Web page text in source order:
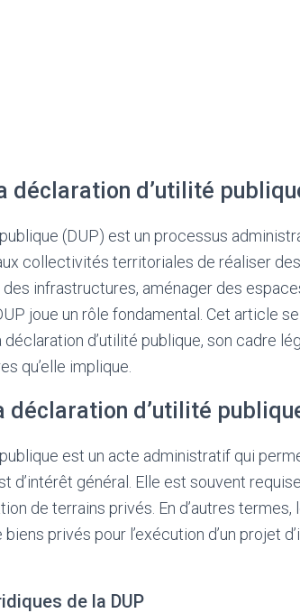
déclaration d’utilité
(DUP) est un processus
collectivités territoriales de réaliser
infrastructures, aménager des
joue un rôle fondamental. Cet article
déclaration d’utilité publique, son cadre
qu’elle implique.
déclaration d’utilité
est un acte administratif qui
d’intérêt général. Elle est souvent
de terrains privés. En d’autres
privés pour l’exécution d’un projet
de la DUP